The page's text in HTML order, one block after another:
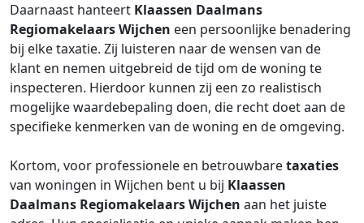
Daarnaast hanteert Klaassen Daalmans
Regiomakelaars Wijchen een persoonlijke benadering
bij elke taxatie. Zij luisteren naar de wensen van de
klant en nemen uitgebreid de tijd om de woning te
inspecteren. Hierdoor kunnen zij een zo realistisch
mogelijke waardebepaling doen, die recht doet aan de
specifieke kenmerken van de woning en de omgeving.
Kortom, voor professionele en betrouwbaretaxaties
van woningen in Wijchen bent u bij Klaassen
Daalmans Regiomakelaars Wijchen aan het juiste